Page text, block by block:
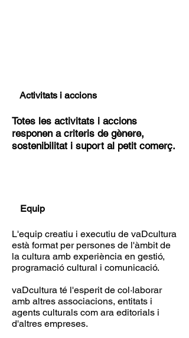
Activitats i accions
Totes les activitats i accions
responen a criteris de gènere,
sostenibilitat i suport al petit comerç.
Equip
L'equip creatiu i executiu de vaDcultura
està format per persones de l'àmbit de
la cultura amb experiència en gestió,
programació cultural i comunicació.
vaDcultura té l'esperit de col·laborar
amb altres associacions, entitats i
agents culturals com ara editorials i
d'altres empreses.